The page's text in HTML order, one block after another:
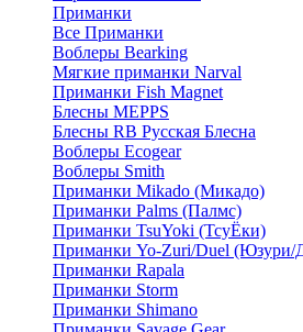
Приманки
Все Приманки
Воблеры Bearking
Мягкие приманки Narval
Приманки Fish Magnet
Блесны MEPPS
Блесны RB Русская Блесна
Воблеры Ecogear
Воблеры Smith
Приманки Mikado (Микадо)
Приманки Palms (Палмс)
Приманки TsuYoki (ТсуЁки)
Приманки Yo-Zuri/Duel (Юзури/
Приманки Rapala
Приманки Storm
Приманки Shimano